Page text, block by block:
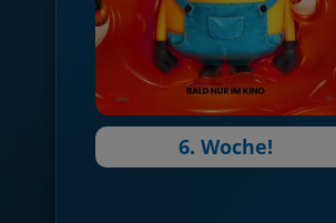
6. Woche!